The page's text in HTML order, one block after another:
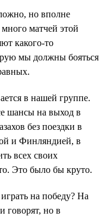
но вполне
матчей этой
какого-то
мы должны бояться
в нашей группе.
шансы на выход в
без поездки в
и Финляндией, в
всех своих
Это было бы круто.
на победу? На
говорят, но в